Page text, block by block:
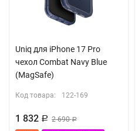
Uniq для iPhone 17 Pro
чехол Combat Navy Blue
(MagSafe)
Код товара: 122-169
1 832 Р 2 690Р